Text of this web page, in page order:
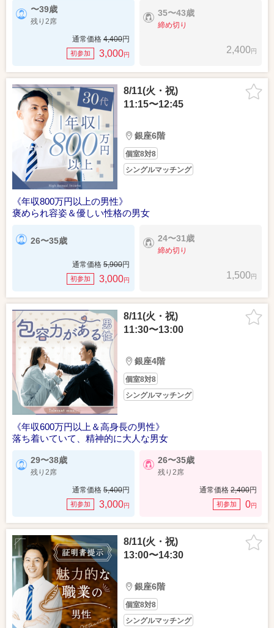
〜39歳
残り2席
通常価格 4,400円
初参加 3,000円
35〜43歳
締め切り
2,400円
8/11(火・祝)
11:15〜12:45
銀座6階
個室8対8
シングルマッチング
《年収800万円以上の男性》
褒められ容姿＆優しい性格の男女
26〜35歳
通常価格 5,900円
初参加 3,000円
24〜31歳
締め切り
1,500円
8/11(火・祝)
11:30〜13:00
銀座4階
個室8対8
シングルマッチング
《年収600万円以上＆高身長の男性》
落ち着いていて、精神的に大人な男女
29〜38歳
残り2席
通常価格 5,400円
初参加 3,000円
26〜35歳
残り2席
通常価格 2,400円
初参加 0円
8/11(火・祝)
13:00〜14:30
銀座6階
個室8対8
シングルマッチング